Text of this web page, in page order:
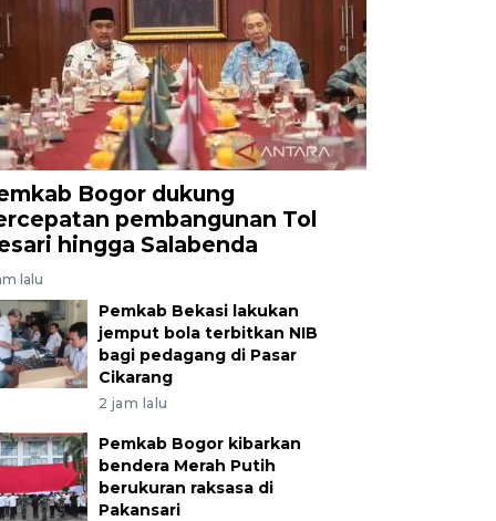
Bogor dukung
pembangunan Tol
hingga Salabenda
lalu
Pemkab Bekasi lakukan
jemput bola terbitkan NIB
bagi pedagang di Pasar
Cikarang
2 jam lalu
Pemkab Bogor kibarkan
bendera Merah Putih
berukuran raksasa di
Pakansari